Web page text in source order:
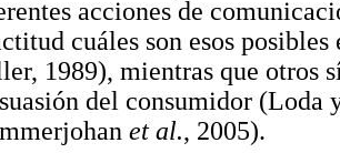
acciones de
cuáles son esos
1989), mientras que otros
del consumidor (Loda
et al., 2005).